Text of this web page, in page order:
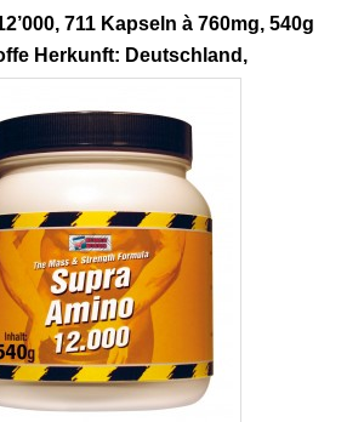
711 Kapseln à 760mg, 540g
Herkunft: Deutschland,